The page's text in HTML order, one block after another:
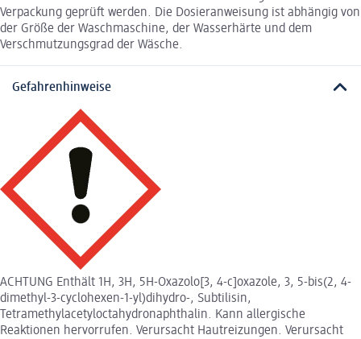
Verpackung geprüft werden. Die Dosieranweisung ist abhängig von
der Größe der Waschmaschine, der Wasserhärte und dem
Verschmutzungsgrad der Wäsche.
Gefahrenhinweise
ACHTUNG Enthält 1H, 3H, 5H-Oxazolo[3, 4-c]oxazole, 3, 5-bis(2, 4-
dimethyl-3-cyclohexen-1-yl)dihydro-, Subtilisin,
Tetramethylacetyloctahydronaphthalin. Kann allergische
Reaktionen hervorrufen. Verursacht Hautreizungen. Verursacht